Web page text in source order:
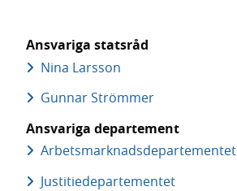
Ansvariga statsråd
Nina Larsson
Gunnar Strömmer
Ansvariga departement
Arbetsmarknads­departementet
Justitie­departementet